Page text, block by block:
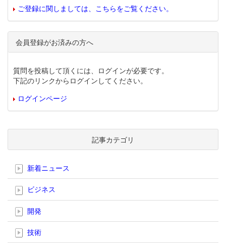
ご登録に関しましては、こちらをご覧ください。
会員登録がお済みの方へ
質問を投稿して頂くには、ログインが必要です。
下記のリンクからログインしてください。
ログインページ
記事カテゴリ
新着ニュース
ビジネス
開発
技術